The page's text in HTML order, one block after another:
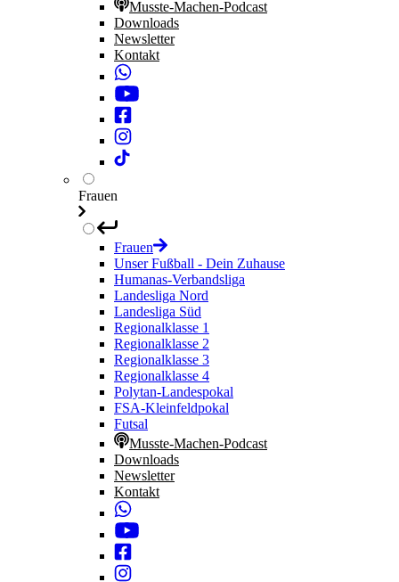
Musste-Machen-Podcast
Downloads
Newsletter
Kontakt
Frauen
Frauen
Unser Fußball - Dein Zuhause
Humanas-Verbandsliga
Landesliga Nord
Landesliga Süd
Regionalklasse 1
Regionalklasse 2
Regionalklasse 3
Regionalklasse 4
Polytan-Landespokal
FSA-Kleinfeldpokal
Futsal
Musste-Machen-Podcast
Downloads
Newsletter
Kontakt